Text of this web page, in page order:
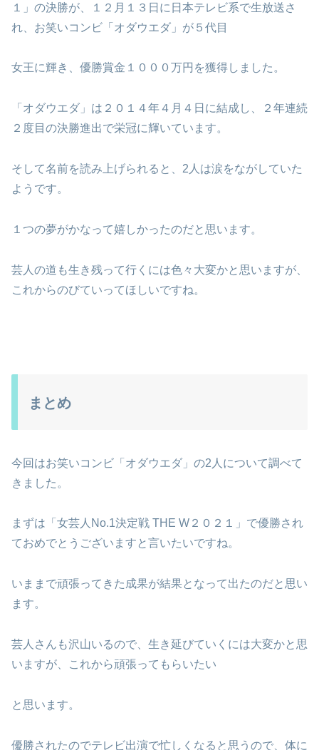
１」の決勝が、１２月１３日に日本テレビ系で生放送さ
れ、お笑いコンビ「オダウエダ」が５代目
女王に輝き、優勝賞金１０００万円を獲得しました。
「オダウエダ」は２０１４年４月４日に結成し、２年連続
２度目の決勝進出で栄冠に輝いています。
そして名前を読み上げられると、2人は涙をながしていた
ようです。
１つの夢がかなって嬉しかったのだと思います。
芸人の道も生き残って行くには色々大変かと思いますが、
これからのびていってほしいですね。
まとめ
今回はお笑いコンビ「オダウエダ」の2人について調べて
きました。
まずは「女芸人No.1決定戦 THE W２０２１」で優勝され
ておめでとうございますと言いたいですね。
いままで頑張ってきた成果が結果となって出たのだと思い
ます。
芸人さんも沢山いるので、生き延びていくには大変かと思
いますが、これから頑張ってもらいたい
と思います。
優勝されたのでテレビ出演で忙しくなると思うので、体に